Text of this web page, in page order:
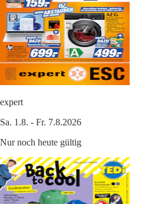
expert
Sa. 1.8. - Fr. 7.8.2026
Nur noch heute gültig